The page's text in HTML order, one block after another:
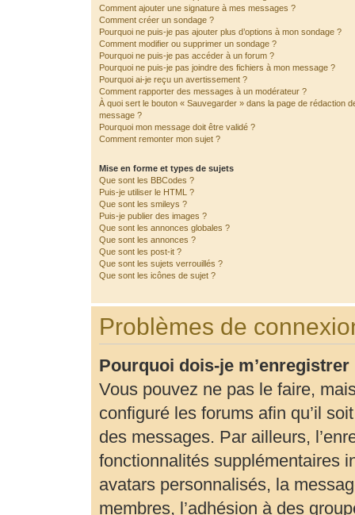
Comment ajouter une signature à mes messages ?
Comment créer un sondage ?
Pourquoi ne puis-je pas ajouter plus d’options à mon sondage ?
Comment modifier ou supprimer un sondage ?
Pourquoi ne puis-je pas accéder à un forum ?
Pourquoi ne puis-je pas joindre des fichiers à mon message ?
Pourquoi ai-je reçu un avertissement ?
Comment rapporter des messages à un modérateur ?
À quoi sert le bouton « Sauvegarder » dans la page de rédaction
message ?
Pourquoi mon message doit être validé ?
Comment remonter mon sujet ?
Mise en forme et types de sujets
Que sont les BBCodes ?
Puis-je utiliser le HTML ?
Que sont les smileys ?
Puis-je publier des images ?
Que sont les annonces globales ?
Que sont les annonces ?
Que sont les post-it ?
Que sont les sujets verrouillés ?
Que sont les icônes de sujet ?
Problèmes de
Pourquoi dois-je m’enregistrer
Vous pouvez ne pas le faire,
configuré les forums afin qu’il
des messages. Par ailleurs,
fonctionnalités supplémentaires
avatars personnalisés, la
membres, l’adhésion à des